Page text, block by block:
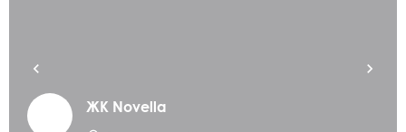
ЖК Novella